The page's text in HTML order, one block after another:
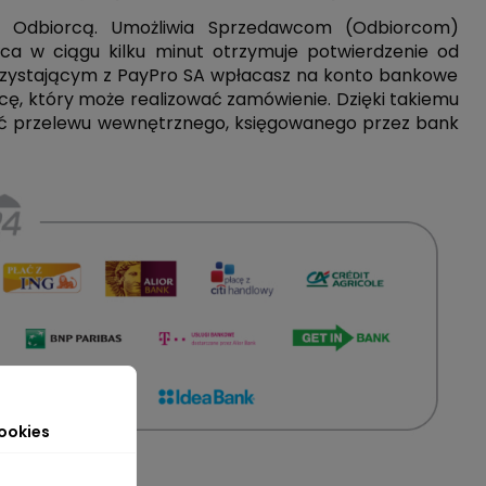
Umożliwia Sprzedawcom (Odbiorcom)
w ciągu kilku minut otrzymuje potwierdzenie od
z PayPro SA wpłacasz na konto bankowe
który może realizować zamówienie. Dzięki takiemu
wewnętrznego, księgowanego przez bank